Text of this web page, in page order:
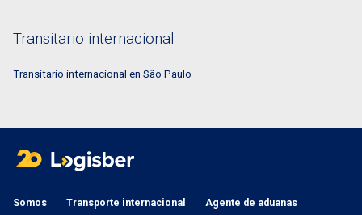
Transitario internacional
Transitario internacional en São Paulo
Somos Transporte internacional
Agente de aduanas